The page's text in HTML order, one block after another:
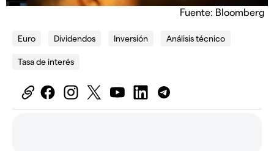
Fuente: Bloomberg
Euro Dividendos Inversión Análisis técnico
Tasa de interés